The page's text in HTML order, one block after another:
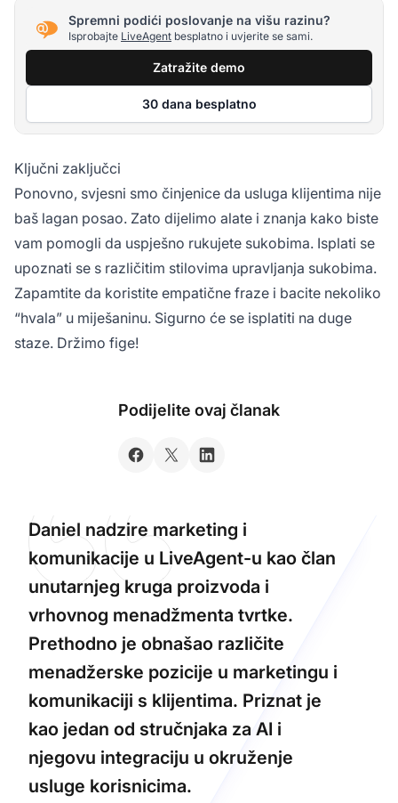
Spremni podići poslovanje na višu razinu?
Isprobajte LiveAgent besplatno i uvjerite se sami.
Zatražite demo
30 dana besplatno
Ključni zaključci
Ponovno, svjesni smo činjenice da usluga klijentima nije
baš lagan posao. Zato dijelimo alate i znanja kako biste
vam pomogli da uspješno rukujete sukobima. Isplati se
upoznati se s različitim stilovima upravljanja sukobima.
Zapamtite da koristite empatične fraze i bacite nekoliko
“hvala” u miješaninu. Sigurno će se isplatiti na duge
staze. Držimo fige!
Podijelite ovaj članak
Daniel nadzire marketing i
komunikacije u LiveAgent-u kao član
unutarnjeg kruga proizvoda i
vrhovnog menadžmenta tvrtke.
Prethodno je obnašao različite
menadžerske pozicije u marketingu i
komunikaciji s klijentima. Priznat je
kao jedan od stručnjaka za AI i
njegovu integraciju u okruženje
usluge korisnicima.